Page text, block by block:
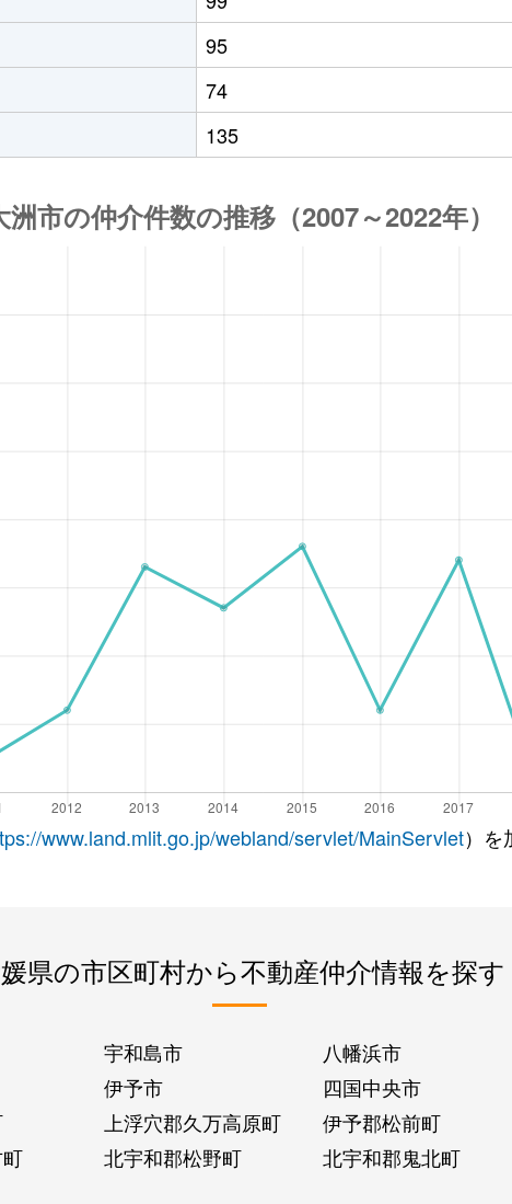
95
74
135
www.land.mlit.go.jp/webland/servlet/MainServlet）を
県の市区町村から不動産仲介情報を探す
宇和島市 八幡浜市
伊予市 四国中央市
上浮穴郡久万高原町 伊予郡松前町
北宇和郡松野町 北宇和郡鬼北町